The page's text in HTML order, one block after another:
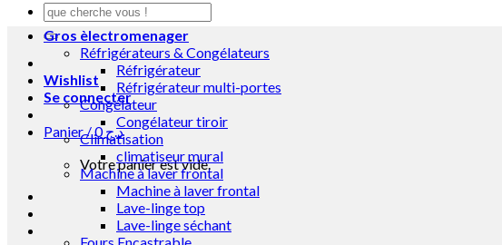
Recherche
pour :
Wishlist
Se connecter
Panier /
د.ج0
Votre panier est vide.
Gros èlectromenager
Réfrigérateurs & Congélateurs
Réfrigérateur
Réfrigérateur multi-portes
Congélateur
Congélateur tiroir
Climatisation
climatiseur mural
Machine à laver frontal
Machine à laver frontal
Lave-linge top
Lave-linge séchant